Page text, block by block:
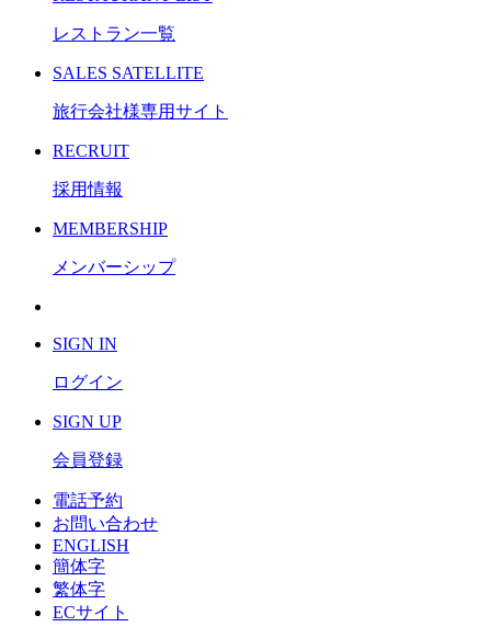
レストラン一覧
SALES SATELLITE
旅行会社様専用サイト
RECRUIT
採用情報
MEMBERSHIP
メンバーシップ
SIGN IN
ログイン
SIGN UP
会員登録
電話予約
お問い合わせ
ENGLISH
簡体字
繁体字
ECサイト